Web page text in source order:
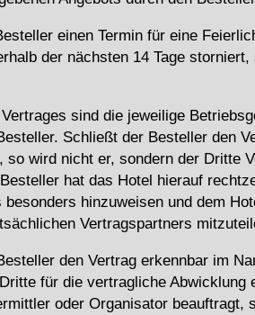
einen Termin für eine
der nächsten 14 Tage storniert,
sind die jeweilige
Schließt der Besteller den
so wird nicht er, sondern der Dritte
hat das Hotel hierauf
hinzuweisen und dem
Vertragspartners
den Vertrag erkennbar im
für die vertragliche Abwicklung
oder Organisator beauftragt,